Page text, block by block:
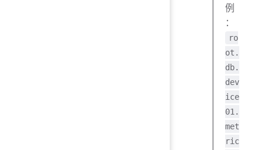
例
：
ro
ot.
db.
dev
ice
01.
met
ric